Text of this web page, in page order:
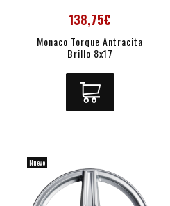
138,75€
Monaco Torque Antracita
Brillo 8x17
Nuevo